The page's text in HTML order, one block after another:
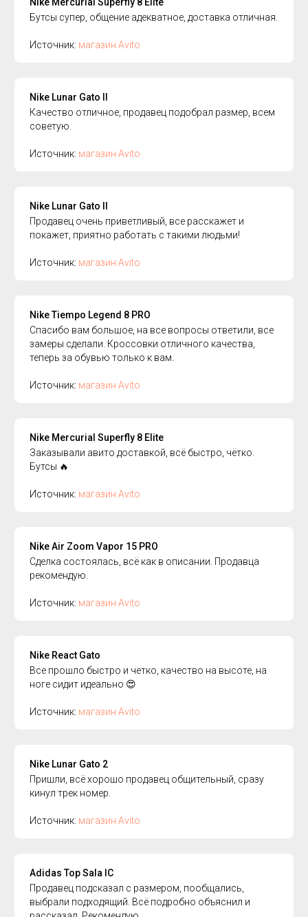
Бутсы супер, общение адекватное, доставка отличная.
Источник: магазин Avito
Nike Lunar Gato II
Качество отличное, продавец подобрал размер, всем
советую.
Источник: магазин Avito
Nike Lunar Gato II
Продавец очень приветливый, все расскажет и
покажет, приятно работать с такими людьми!
Источник: магазин Avito
Nike Tiempo Legend 8 PRO
Спасибо вам большое, на все вопросы ответили, все
замеры сделали. Кроссовки отличного качества,
теперь за обувью только к вам.
Источник: магазин Avito
Nike Mercurial Superfly 8 Elite
Заказывали авито доставкой, всё быстро, чётко.
Бутсы 🔥
Источник: магазин Avito
Nike Air Zoom Vapor 15 PRO
Сделка состоялась, всё как в описании. Продавца
рекомендую.
Источник: магазин Avito
Nike React Gato
Все прошло быстро и четко, качество на высоте, на
ноге сидит идеально 😍
Источник: магазин Avito
Nike Lunar Gato 2
Пришли, всё хорошо продавец общительный, сразу
кинул трек номер.
Источник: магазин Avito
Adidas Top Sala IC
Продавец подсказал с размером, пообщались,
выбрали подходящий. Всё подробно объяснил и